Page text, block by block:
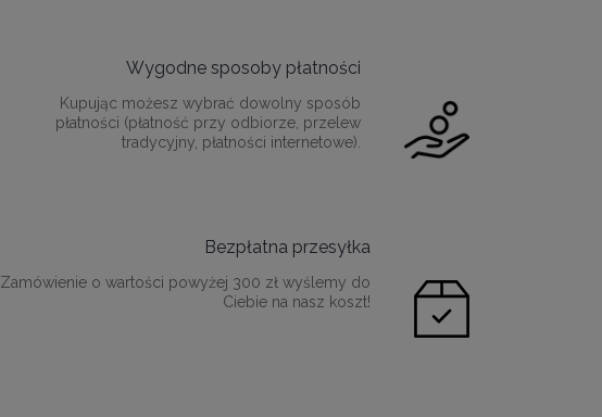
Wygodne sposoby płatności
Kupując możesz wybrać dowolny sposób
płatności (płatność przy odbiorze, przelew
tradycyjny, płatności internetowe).
Bezpłatna przesyłka
Zamówienie o wartości powyżej 300 zł wyślemy do
Ciebie na nasz koszt!